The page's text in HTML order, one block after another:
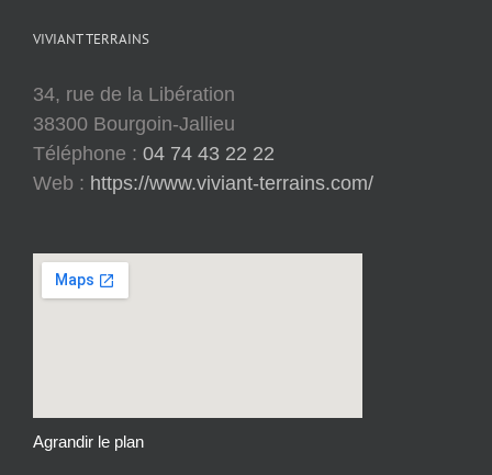
VIVIANT TERRAINS
34, rue de la Libération
38300 Bourgoin-Jallieu
Téléphone : 04 74 43 22 22
Web : https://www.viviant-terrains.com/
Agrandir le plan